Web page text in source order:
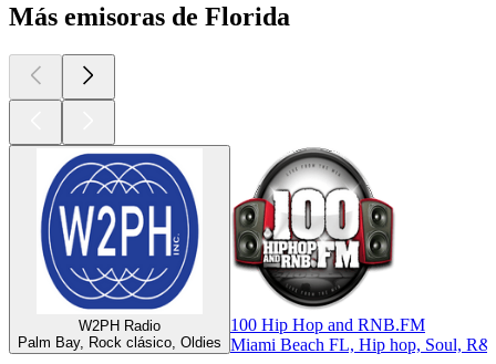
Más emisoras de Florida
W2PH Radio
Palm Bay, Rock clásico, Oldies
100 Hip Hop and RNB.FM
Miami Beach FL, Hip hop, Soul,